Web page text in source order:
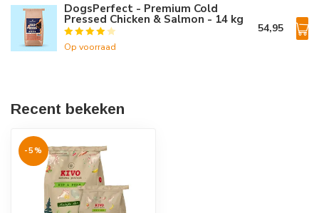
DogsPerfect - Premium Cold
Pressed Chicken & Salmon - 14 kg
Op voorraad
54,95
Recent bekeken
-5%